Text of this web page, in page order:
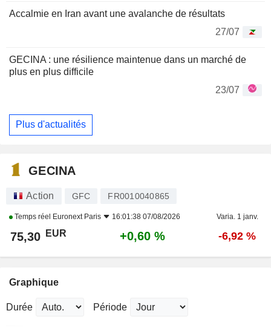
Accalmie en Iran avant une avalanche de résultats
27/07
GECINA : une résilience maintenue dans un marché de
plus en plus difficile
23/07
Plus d'actualités
GECINA
Action GFC FR0010040865
Temps réel Euronext Paris 16:01:38 07/08/2026 Varia. 1 janv.
75,30 EUR +0,60 % -6,92 %
Graphique
Durée Période